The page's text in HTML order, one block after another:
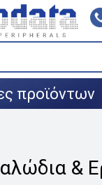
προϊόντων
3
&